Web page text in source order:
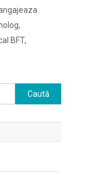
BFT,
Caută
după: